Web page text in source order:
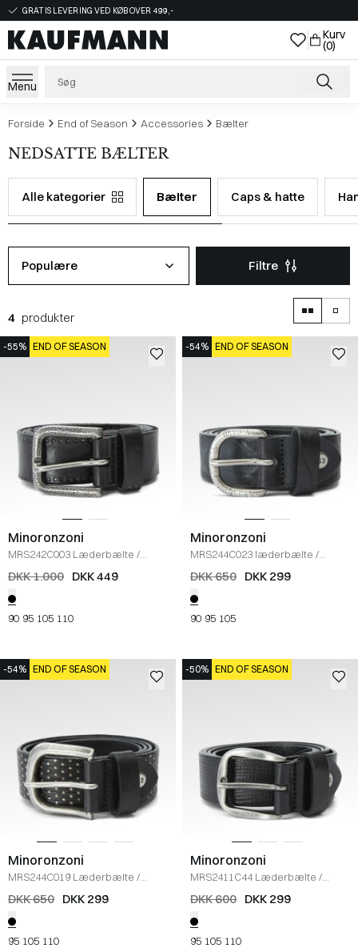
GRATIS LEVERING VED KØB OVER 499,-
Kurv
(0)
Menu
Forside End of Season Accessories Bælter
NEDSATTE BÆLTER
Alle kategorier Bælter Caps & hatte
Populære Filtre
4 produkter
-55% END OF SEASON
Minoronzoni
MRS242C003 Læderbælte /
BLACK
DKK 1.000 DKK 449
90 95 105 110
-54% END OF SEASON
Minoronzoni
MRS244C023 læderbælte /
BLACK
DKK 650 DKK 299
90 95 105
-54% END OF SEASON
Minoronzoni
MRS244C019 Læderbælte /
BLACK
DKK 650 DKK 299
95 105 110
-50% END OF SEASON
Minoronzoni
MRS2411C44 Læderbælte /
BLACK
DKK 600 DKK 299
95 105 110